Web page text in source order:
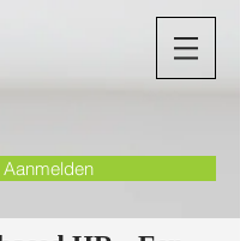
Aanmelden